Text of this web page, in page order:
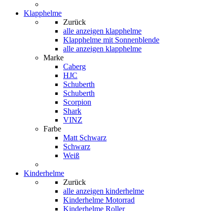
Klapphelme
Zurück
alle anzeigen klapphelme
Klapphelme mit Sonnenblende
alle anzeigen klapphelme
Marke
Caberg
HJC
Schuberth
Schuberth
Scorpion
Shark
VINZ
Farbe
Matt Schwarz
Schwarz
Weiß
Kinderhelme
Zurück
alle anzeigen kinderhelme
Kinderhelme Motorrad
Kinderhelme Roller